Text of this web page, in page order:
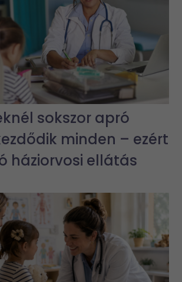
sokszor apró
minden – ezért
háziorvosi ellátás